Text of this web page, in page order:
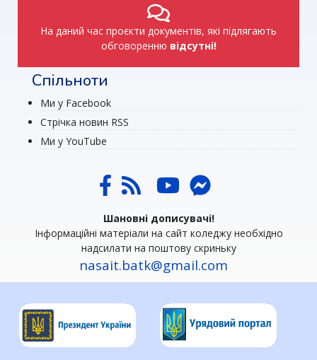
На даний час проєкти документів, які підлягають
обговоренню відсутні!
Спільноти
Ми у Facebook
Стрічка новин RSS
Ми у YouTube
Шановні дописувачі!
Інформаційні матеріали на сайт коледжу необхідно
надсилати на поштову скриньку
nasait.batk@gmail.com